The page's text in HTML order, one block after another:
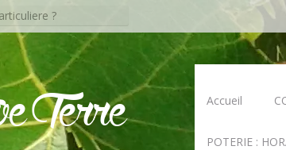
Terre
Skip
Accueil
POTERIE :